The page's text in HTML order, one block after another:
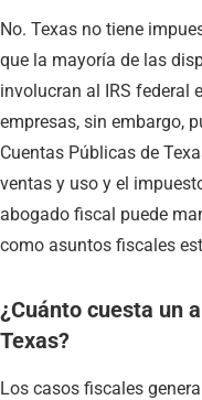
No. Texas no tiene
que la mayoría de las
involucran al IRS federal
empresas, sin embargo,
Cuentas Públicas de
ventas y uso y el
abogado fiscal puede
como asuntos fiscales
¿Cuánto cuesta un
Texas?
Los casos fiscales